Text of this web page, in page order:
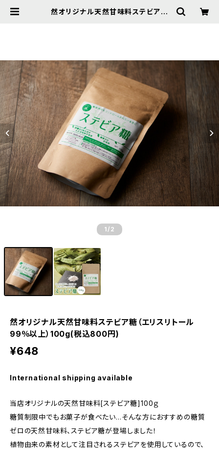
然オリジナル天然甘味料ステビア糖
1 /2
然オリジナル天然甘味料ステビア糖（エリスリトール
99％以上）100g(税込800円)
¥648
International shipping available
当店オリジナルの天然甘味料[ステビア糖]100ｇ
糖質制限中でもお菓子が食べたい…そんな方におすすめの糖質
ゼロの天然甘味料、ステビア糖が登場しました！
植物由来の素材として注目されるステビアを使用しているので、